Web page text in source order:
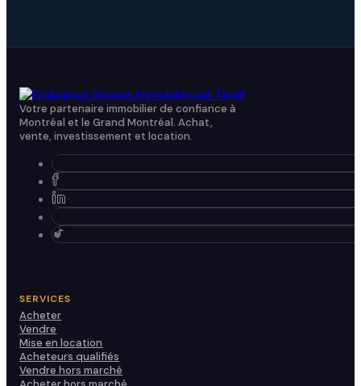
Votre partenaire immobilier de confiance à
Montréal et le Grand Montréal. Achat,
vente, investissement et location.
SERVICES
Acheter
Vendre
Mise en location
Acheteurs qualifiés
Vendre hors marché